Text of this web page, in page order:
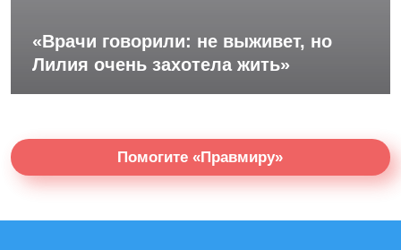
«Врачи говорили: не выживет, но
Лилия очень захотела жить»
Помогите «Правмиру»